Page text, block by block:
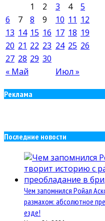
« Май Июл »
1 2 3 4
5
6
7 8 9 10 11 12
13 14 15 16 17 18 19
20 21 22 23 24 25 26
27 28 29 30
Реклама
Последние новости
Чем запомнился Ройал
размахом: абсолютное
езде!